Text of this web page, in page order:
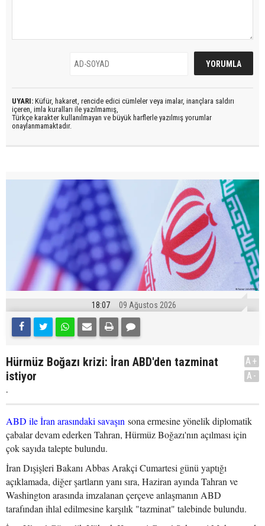
UYARI: Küfür, hakaret, rencide edici cümleler veya imalar, inançlara saldırı
içeren, imla kuralları ile yazılmamış,
Türkçe karakter kullanılmayan ve büyük harflerle yazılmış yorumlar
onaylanmamaktadır.
18:07 09 Ağustos 2026
Hürmüz Boğazı krizi: İran ABD'den tazminat
istiyor
.
A+
A-
ABD ile İran arasındaki savaşın sona ermesine yönelik diplomatik
çabalar devam ederken Tahran, Hürmüz Boğazı'nın açılması için
çok sayıda talepte bulundu.
İran Dışişleri Bakanı Abbas Arakçi Cumartesi günü yaptığı
açıklamada, diğer şartların yanı sıra, Haziran ayında Tahran ve
Washington arasında imzalanan çerçeve anlaşmanın ABD
tarafından ihlal edilmesine karşılık "tazminat" talebinde bulundu.